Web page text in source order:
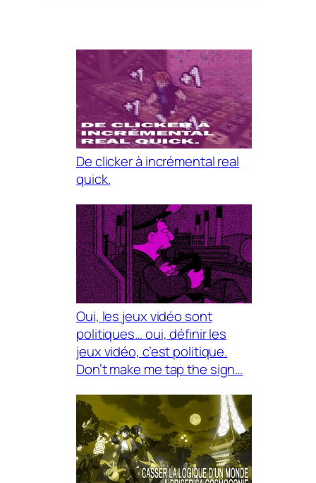
De clicker à incrémental real
quick.
Oui, les jeux vidéo sont
politiques… oui, définir les
jeux vidéo, c’est politique.
Don’t make me tap the sign…